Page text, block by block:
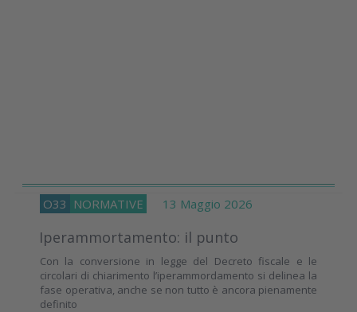
O33 NORMATIVE 13 Maggio 2026
Iperammortamento: il punto
Con la conversione in legge del Decreto fiscale e le
circolari di chiarimento l’iperammordamento si delinea la
fase operativa, anche se non tutto è ancora pienamente
definito